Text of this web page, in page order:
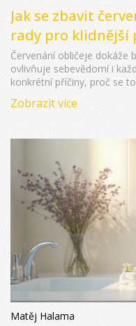
Jak se zbavit
rady pro klidnější
Červenání obličeje dokáže
ovlivňuje sebevědomí i
konkrétní příčiny, proč se
ingredience v kosmetice
Zobrazit více
Matěj Halama